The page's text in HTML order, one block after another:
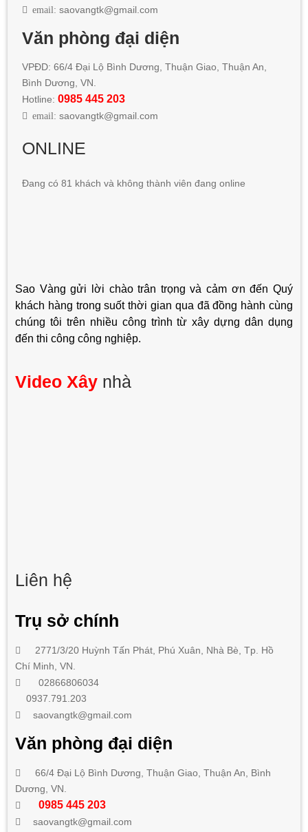
email: saovangtk@gmail.com
Văn phòng đại diện
VPĐD: 66/4 Đại Lộ Bình Dương, Thuận Giao, Thuận An,
Bình Dương, VN.
Hotline: 0985 445 203
email: saovangtk@gmail.com
ONLINE
Đang có 81 khách và không thành viên đang online
Sao Vàng gửi lời chào trân trọng và cảm ơn đến Quý
khách hàng trong suốt thời gian qua đã đồng hành cùng
chúng tôi trên nhiều công trình từ xây dựng dân dụng
đến thi công công nghiệp.
Video Xâynhà
Liên hệ
Trụ sở chính
2771/3/20 Huỳnh Tấn Phát, Phú Xuân, Nhà Bè, Tp. Hồ
Chí Minh , VN.
02866806034
0937.791.203
saovangtk@gmail.com
Văn phòng đại diện
66/4 Đại Lộ Bình Dương, Thuận Giao, Thuận An, Bình
Dương, VN.
0985 445 203
saovangtk@gmail.com